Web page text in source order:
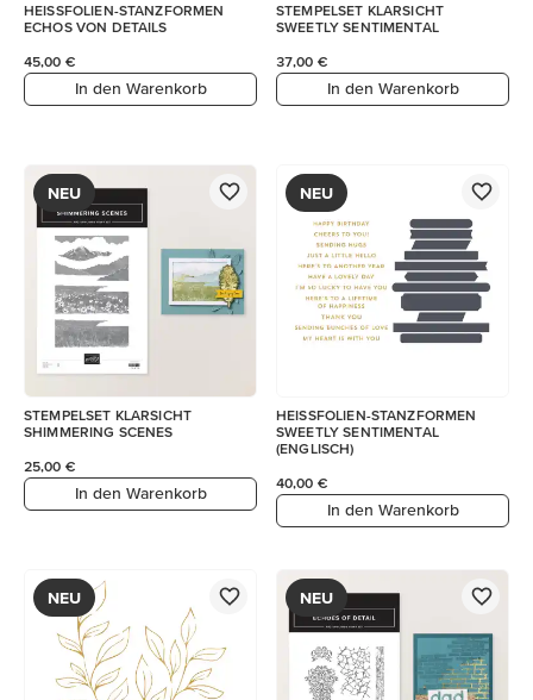
HEISSFOLIEN-STANZFORMEN
ECHOS VON DETAILS
45,00 €
In den Warenkorb
STEMPELSET KLARSICHT
SWEETLY SENTIMENTAL
37,00 €
In den Warenkorb
NEU
STEMPELSET KLARSICHT
SHIMMERING SCENES
25,00 €
In den Warenkorb
NEU
HEISSFOLIEN-STANZFORMEN
SWEETLY SENTIMENTAL
(ENGLISCH)
40,00 €
In den Warenkorb
NEU NEU